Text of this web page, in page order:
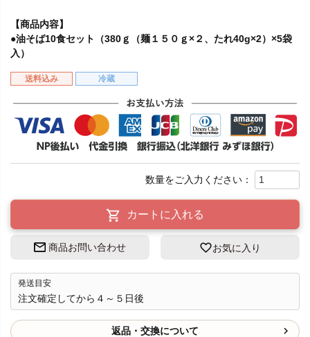
【商品内容】
●油そば10食セット（380ｇ（麺１５０ｇ×２、たれ40g×2）×5袋
入）
送料込み 冷蔵
カートに入れる
商品お問い合わせ お気に入り
発送目安
注文確定してから４～５日後
返品・交換について